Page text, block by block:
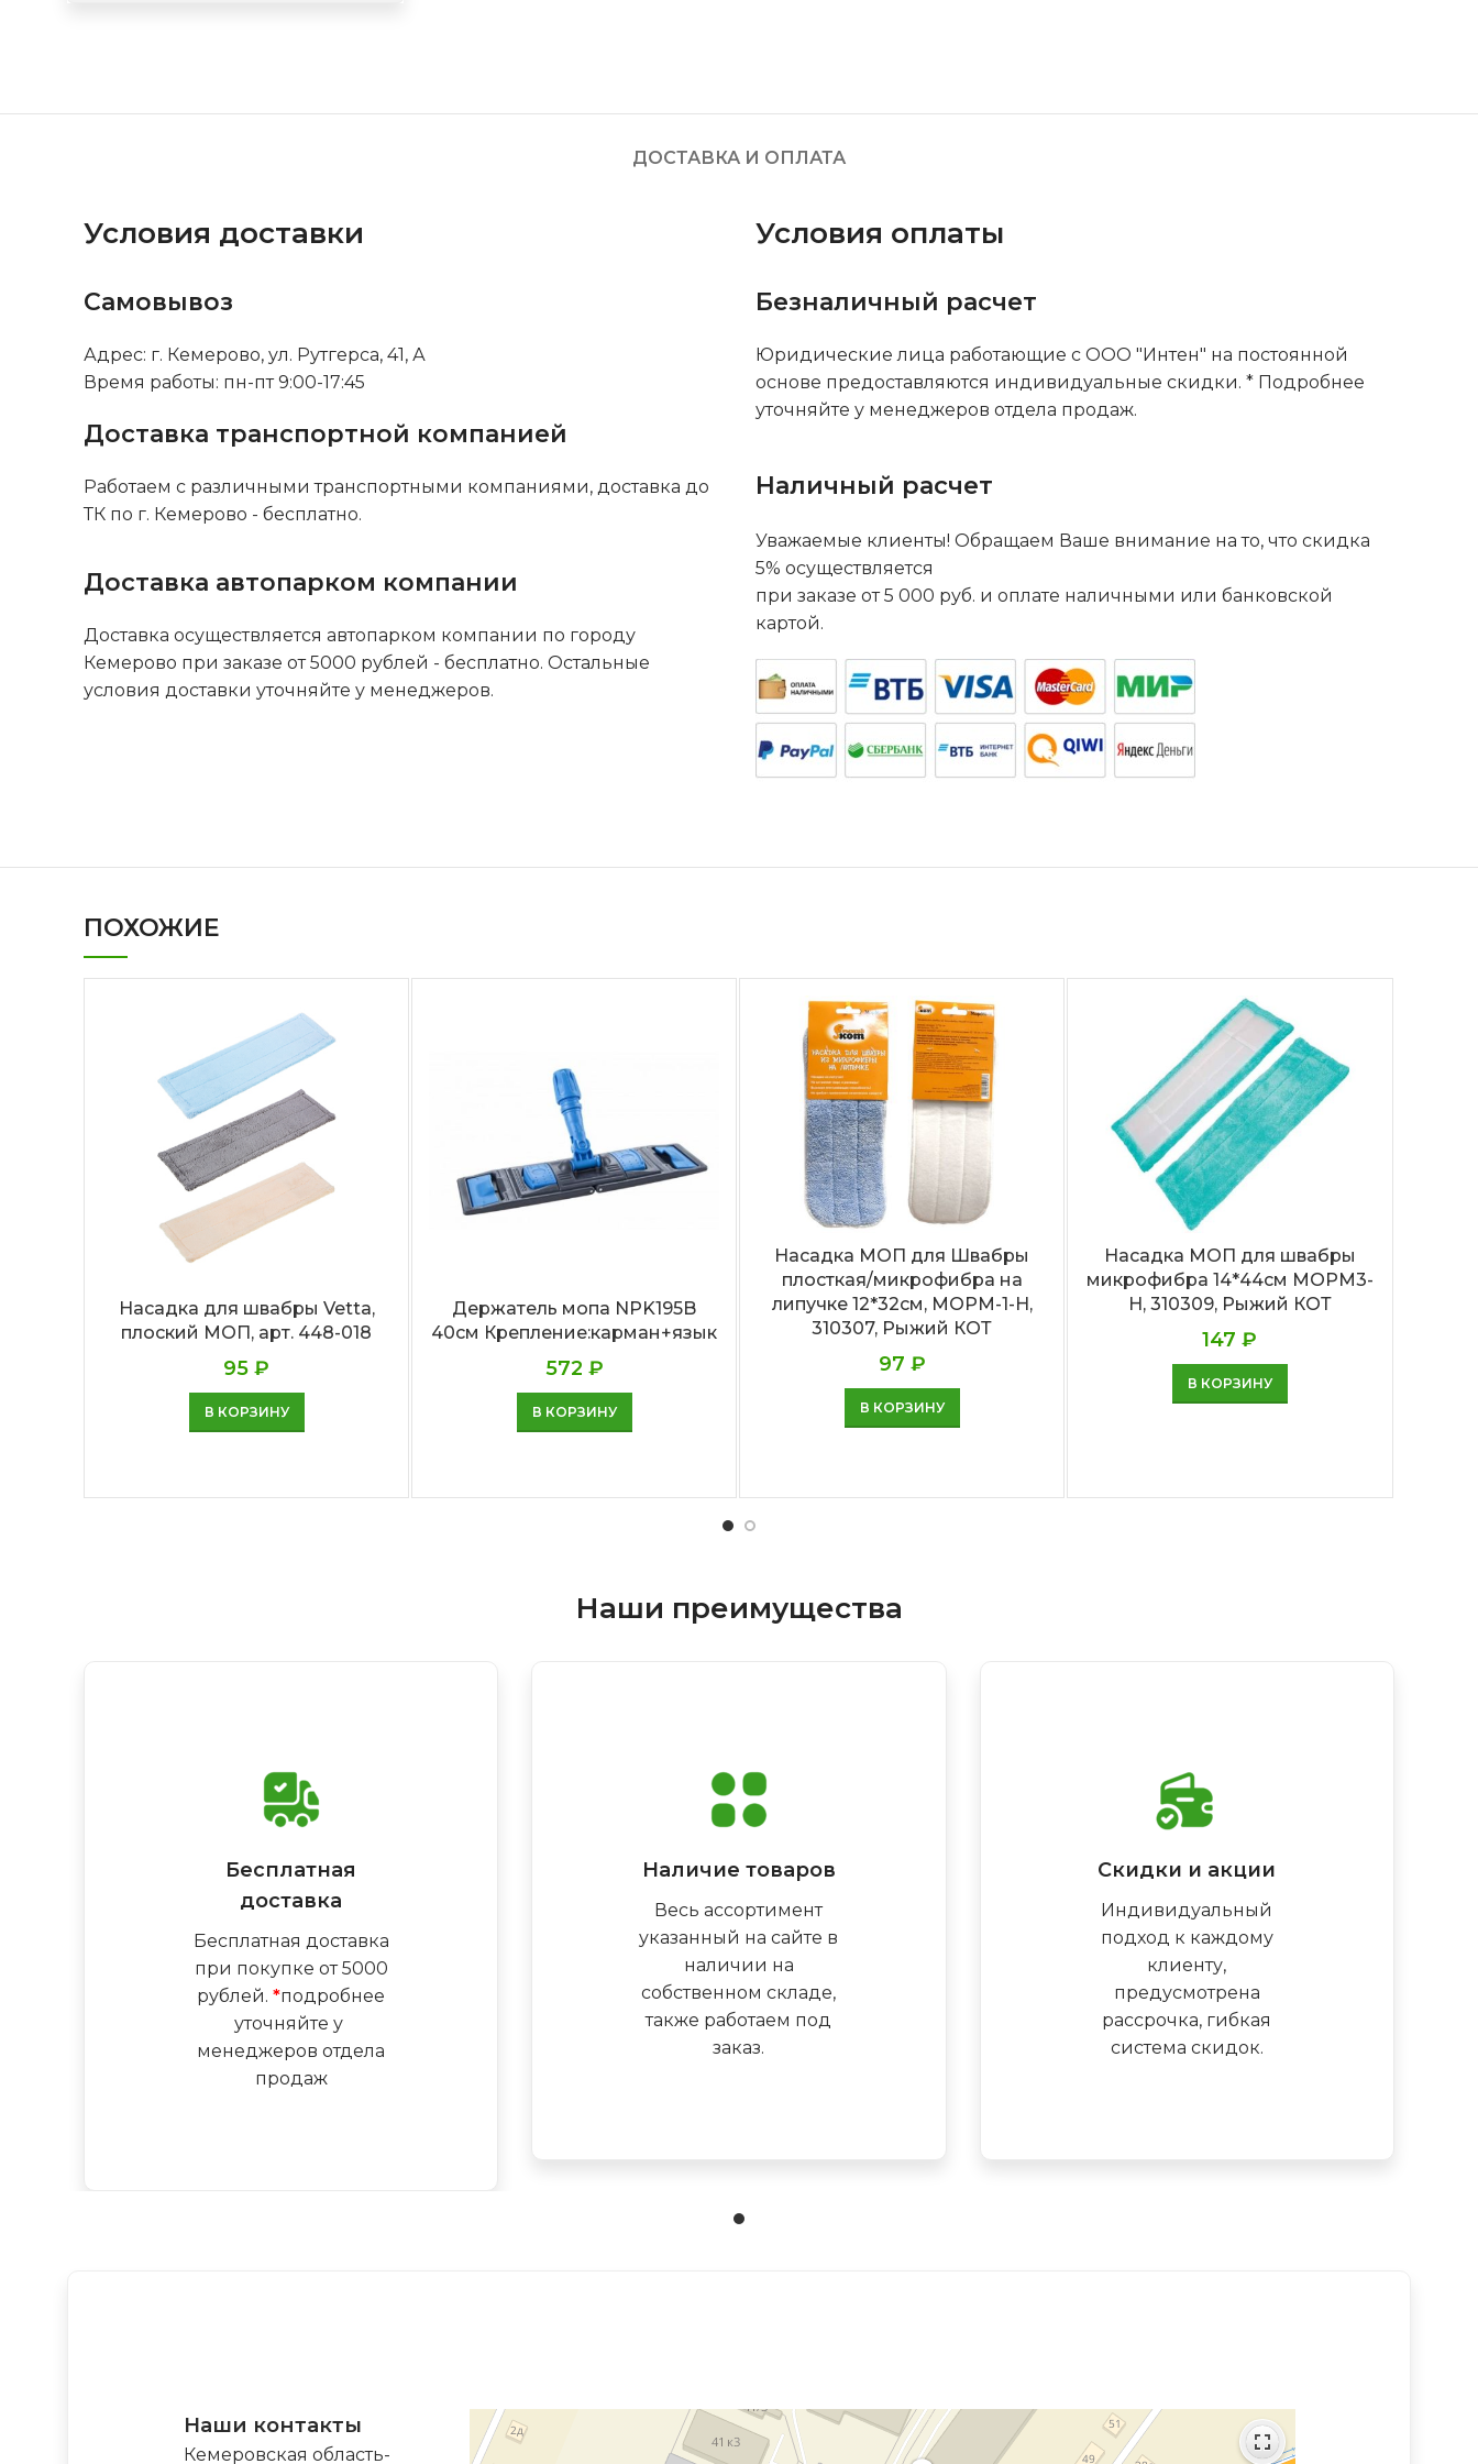
ДОСТАВКА И ОПЛАТА
Условия доставки
Самовывоз
Адрес: г. Кемерово, ул. Рутгерса, 41, А
Время работы: пн-пт 9:00-17:45
Доставка транспортной компанией
Работаем с различными транспортными компаниями, доставка до
ТК по г. Кемерово - бесплатно.
Доставка автопарком компании
Доставка осуществляется автопарком компании по городу
Кемерово при заказе от 5000 рублей - бесплатно. Остальные
условия доставки уточняйте у менеджеров.
Условия оплаты
Безналичный расчет
Юридические лица работающие с ООО "Интен" на постоянной
основе предоставляются индивидуальные скидки. * Подробнее
уточняйте у менеджеров отдела продаж.
Наличный расчет
Уважаемые клиенты! Обращаем Ваше внимание на то, что скидка
5% осуществляется
при заказе от 5 000 руб. и оплате наличными или банковской
картой.
ПОХОЖИЕ
Насадка для швабры Vetta,
плоский МОП, арт. 448-018
95₽
В КОРЗИНУ
Держатель мопа NPK195B
40см Крепление:карман+язык
572 ₽
В КОРЗИНУ
Насадка МОП для Швабры
плосткая/микрофибра на
липучке 12*32см, МОРМ-1-Н,
310307, Рыжий КОТ
97 ₽
В КОРЗИНУ
Насадка МОП для швабры
микрофибра 14*44см MOPM3-
H, 310309, Рыжий КОТ
147₽
В КОРЗИНУ
Наши преимущества
Бесплатная
доставка
Бесплатная доставка
при покупке от 5000
рублей.*подробнее
уточняйте у
менеджеров отдела
продаж
Наличие товаров
Весь ассортимент
указанный на сайте в
наличии на
собственном складе,
также работаем под
заказ.
Скидки и акции
Индивидуальный
подход к каждому
клиенту,
предусмотрена
рассрочка, гибкая
система скидок.
Наши контакты
Кемеровская область-